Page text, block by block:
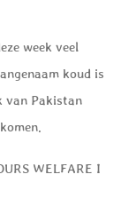
week veel
koud is
van Pakistan
WELFARE I